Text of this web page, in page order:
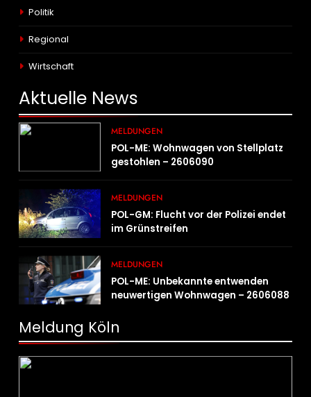
Politik
Regional
Wirtschaft
Aktuelle News
MELDUNGEN
POL-ME: Wohnwagen von Stellplatz
gestohlen – 2606090
MELDUNGEN
POL-GM: Flucht vor der Polizei endet
im Grünstreifen
MELDUNGEN
POL-ME: Unbekannte entwenden
neuwertigen Wohnwagen – 2606088
Meldung Köln